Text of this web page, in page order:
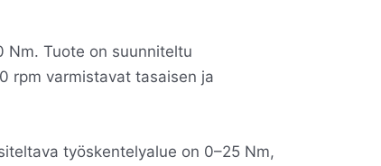
Nm. Tuote on suunniteltu
rpm varmistavat tasaisen ja
työskentelyalue on 0–25 Nm,